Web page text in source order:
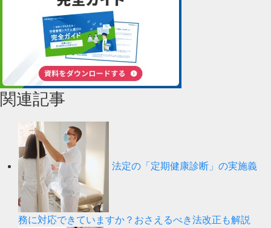
関連記事
法定の「定期健康診断」の実施義
務に対応できていますか？おさえるべき法改正も解説